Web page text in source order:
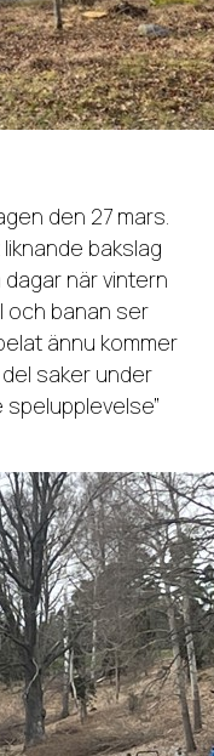
den 27 mars.
bakslag
när vintern
och banan ser
ännu kommer
saker under